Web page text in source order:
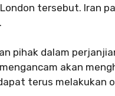
tersebut. Iran
pihak dalam
akan
terus melakukan